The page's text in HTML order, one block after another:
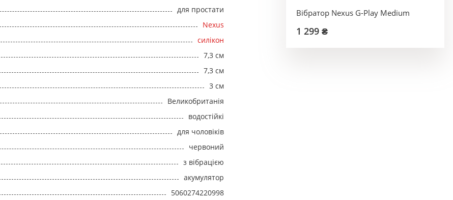
для простати
Nexus
силікон
7,3 см
7,3 см
3 см
Великобританія
водостійкі
для чоловіків
червоний
з вібрацією
акумулятор
5060274220998
Вібратор Nexus G-Play Medium
1 299 ₴